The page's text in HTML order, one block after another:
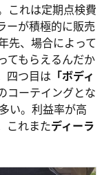
これは定期点検費
ーが積極的に販売
先、場合によって
てもらえるんだか
四つ目は 「ボディ
コーテイングとな
い。利益率が高
これまたディーラ